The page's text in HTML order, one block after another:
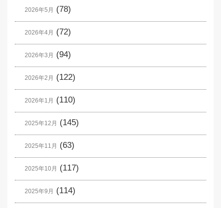
2026年5月 (78)
2026年4月 (72)
2026年3月 (94)
2026年2月 (122)
2026年1月 (110)
2025年12月 (145)
2025年11月 (63)
2025年10月 (117)
2025年9月 (114)